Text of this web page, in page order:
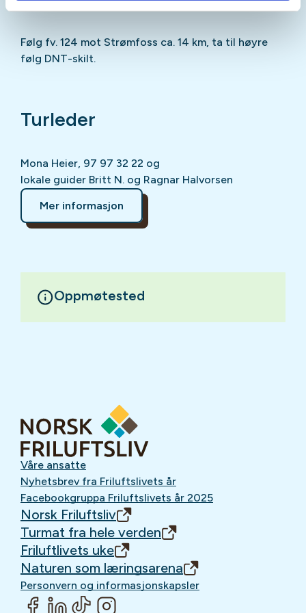
Følg fv. 124 mot Strømfoss ca. 14 km, ta til høyre
følg DNT-skilt.
Turleder
Mona Heier, 97 97 32 22 og
lokale guider Britt N. og Ragnar Halvorsen
Mer informasjon
Oppmøtested
Våre ansatte
Nyhetsbrev fra Friluftslivets år
Facebookgruppa Friluftslivets år 2025
Norsk Friluftsliv
Turmat fra hele verden
Friluftlivets uke
Naturen som læringsarena
Personvern og informasjonskapsler